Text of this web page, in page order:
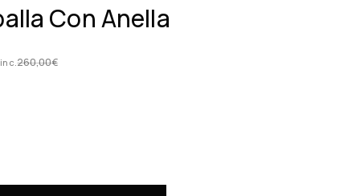
Con Anella
260,00€
inc.